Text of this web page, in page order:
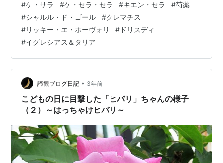
月影隠輝 (@f3eOrVMXRo0zZgC) 2023年5月12日 クレ
マチス#クレマチス pic.twitter.com/rAOaOUfpaz — 月影
隠輝 (@f3eOrVMXRo0zZgC) 2023年5月12日 （以上、
昨夕撮影） はじめに（…
#ケ・サラ #ケ・セラ・セラ #キエン・セラ #芍薬
#シャルル・ド・ゴール #クレマチス
#リッキー・エ・ポーヴォリ # ドリスディ
#イグレシアス＆タリア
諦観ブログ日記 • 3年前
こどもの日に目撃した「ヒバリ」ちゃんの様子
（２）～はっちゃけヒバリ～